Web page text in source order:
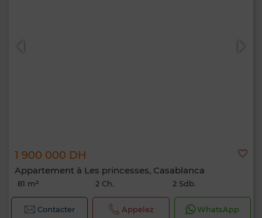
1 900 000 DH
Appartement à Les princesses, Casablanca
81 m² 2 Ch. 2 Sdb.
Contacter Appelez WhatsApp